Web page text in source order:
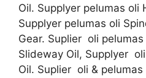
Oil. Supplyer pelumas oli
Supplyer pelumas oli
Gear. Suplier oli
Slideway Oil, Supplyer
Oil. Suplier oli &